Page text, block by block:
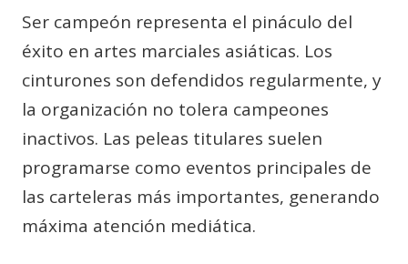
Ser campeón representa el pináculo del
éxito en artes marciales asiáticas. Los
cinturones son defendidos regularmente, y
la organización no tolera campeones
inactivos. Las peleas titulares suelen
programarse como eventos principales de
las carteleras más importantes, generando
máxima atención mediática.